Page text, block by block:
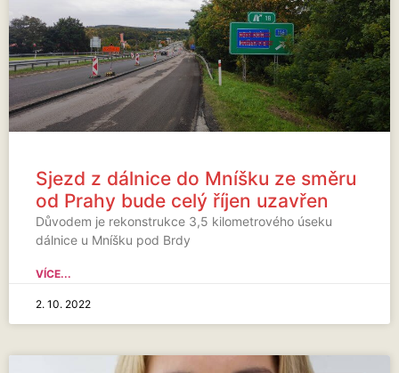
Sjezd z dálnice do Mníšku ze směru
od Prahy bude celý říjen uzavřen
Důvodem je rekonstrukce 3,5 kilometrového úseku
dálnice u Mníšku pod Brdy
VÍCE...
2. 10. 2022